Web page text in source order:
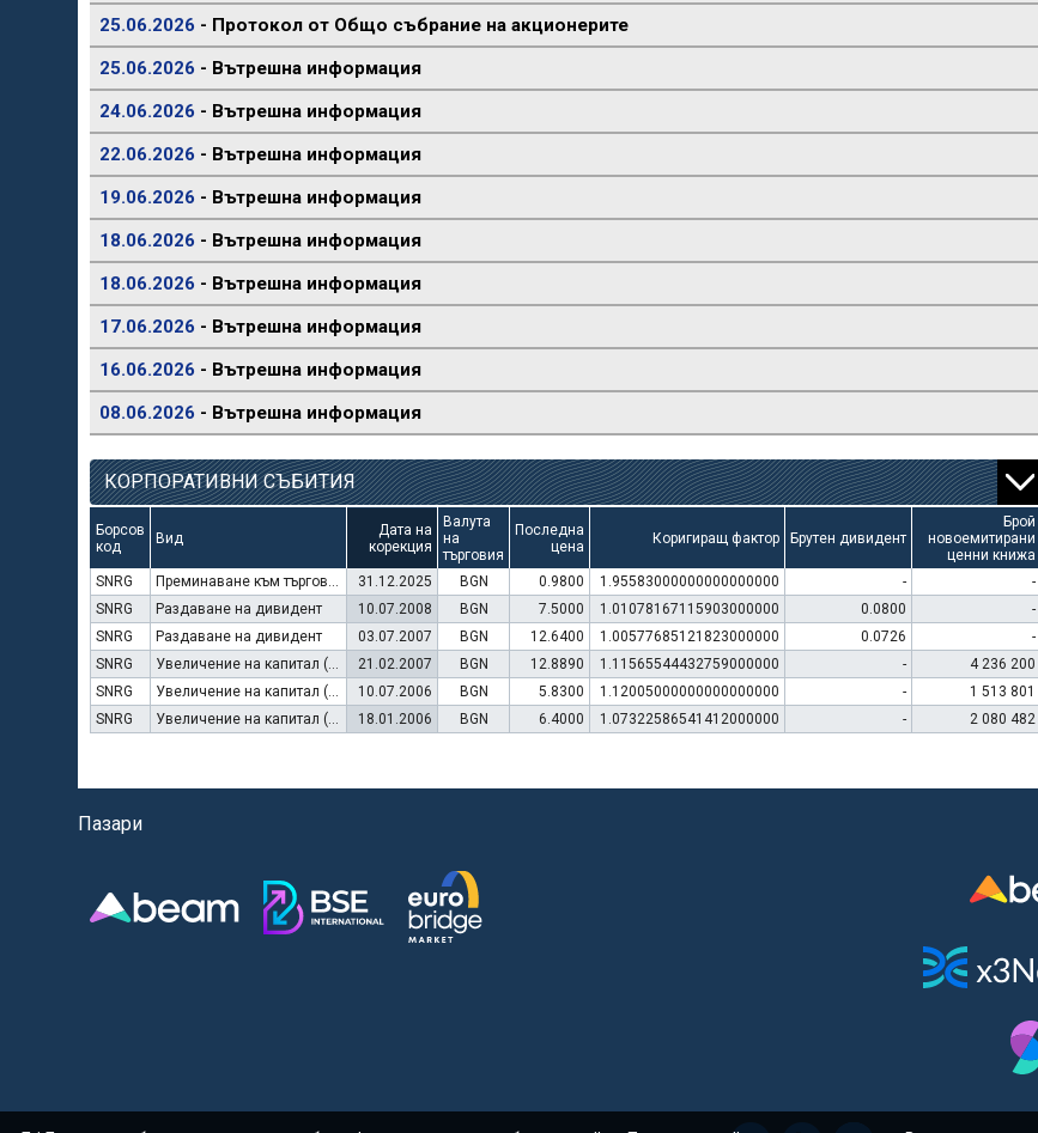
25.06.2026 - Протокол от Общо събрание на акционерите
25.06.2026 - Вътрешна информация
24.06.2026 - Вътрешна информация
22.06.2026 - Вътрешна информация
19.06.2026 - Вътрешна информация
18.06.2026 - Вътрешна информация
18.06.2026 - Вътрешна информация
17.06.2026 - Вътрешна информация
16.06.2026 - Вътрешна информация
08.06.2026 - Вътрешна информация
КОРПОРАТИВНИ СЪБИТИЯ
Борсов
код
Вид
Дата на
корекция
Валута
на
търговия
Последна
цена
Коригиращ фактор Брутен дивидент
Брой
новоемитирани
ценни книжа
SNRG
Преминаване към търговия в Евро 31.12.2025 BGN 0.9800 1.95583000000000000000 -
-
SNRG
Раздаване на дивидент 10.07.2008 BGN 7.5000 1.01078167115903000000 0.0800
-
SNRG
Раздаване на дивидент 03.07.2007 BGN 12.6400 1.00577685121823000000 0.0726
-
SNRG
Увеличение на капитал (права) 21.02.2007 BGN 12.8890 1.11565544432759000000 -
4 236 200
SNRG
Увеличение на капитал (резерви) 10.07.2006 BGN 5.8300 1.12005000000000000000 -
1 513 801
SNRG
Увеличение на капитал (права) 18.01.2006 BGN 6.4000 1.07322586541412000000 - 2 080 482
Пазари